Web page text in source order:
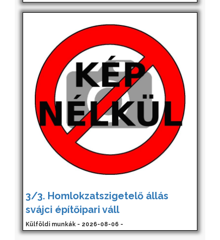
3/3. Homlokzatszigetelő állás
svájci építőipari váll
Külföldi munkák - 2026-08-06 -